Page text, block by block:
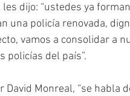
dijo: “ustedes ya
una policía renovada,
vamos a consolidar a
policías del país”.
David Monreal, “se habla